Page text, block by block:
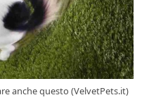
anche questo (VelvetPets.it)